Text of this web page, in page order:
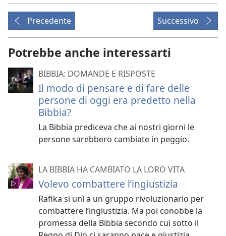
Precedente Successivo
Potrebbe anche interessarti
BIBBIA: DOMANDE E RISPOSTE
Il modo di pensare e di fare delle
persone di oggi era predetto nella
Bibbia?
La Bibbia prediceva che ai nostri giorni le
persone sarebbero cambiate in peggio.
LA BIBBIA HA CAMBIATO LA LORO VITA
Volevo combattere l’ingiustizia
Rafika si unì a un gruppo rivoluzionario per
combattere l’ingiustizia. Ma poi conobbe la
promessa della Bibbia secondo cui sotto il